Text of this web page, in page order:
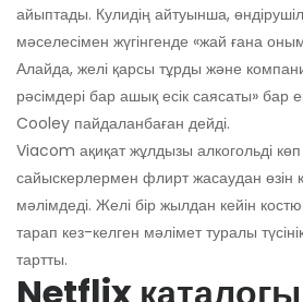
айыптады. Кулидің айтуынша,
мәселесімен жүгінгенде «жай ғана
Алайда, желі қарсы тұрды және
рәсімдері бар ашық есік саясаты» бар
Cooley пайдаланбаған дейді.
Viacom ақиқат жұлдызы алкогольді
сайыскерлермен флирт жасаудан өзін
мәлімдеді. Желі бір жылдан кейін
тарап кез-келген мәлімет туралы
тартты.